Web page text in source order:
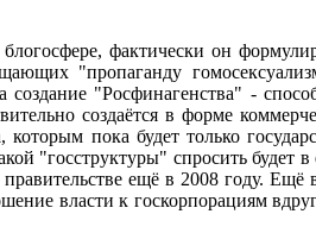
фактически он
"пропаганду
создание "Росфинагенства" -
создаётся в форме
которым пока будет только
"госструктуры" спросить будет
ещё в 2008 году. Ещё
власти к госкорпорациям